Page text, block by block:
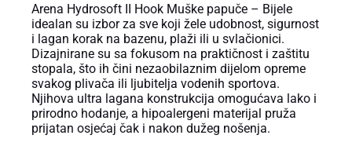
Arena Hydrosoft II Hook Muške papuče – Bijele
idealan su izbor za sve koji žele udobnost, sigurnost
i lagan korak na bazenu, plaži ili u svlačionici.
Dizajnirane su sa fokusom na praktičnost i zaštitu
stopala, što ih čini nezaobilaznim dijelom opreme
svakog plivača ili ljubitelja vodenih sportova.
Njihova ultra lagana konstrukcija omogućava lako i
prirodno hodanje, a hipoalergeni materijal pruža
prijatan osjećaj čak i nakon dužeg nošenja.